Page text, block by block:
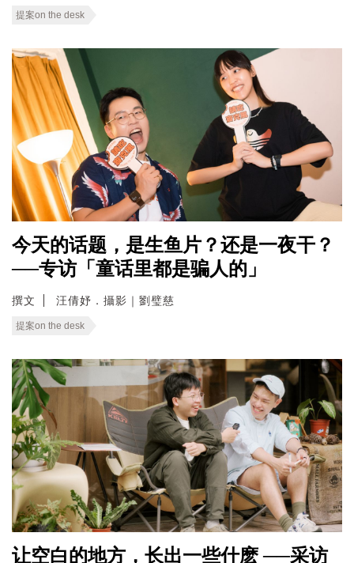
提案on the desk
今天的话题，是生鱼片？还是一夜干？
──专访「童话里都是骗人的」
撰文 汪倩妤．攝影｜劉璧慈
提案on the desk
让空白的地方，长出一些什麽 ──采访